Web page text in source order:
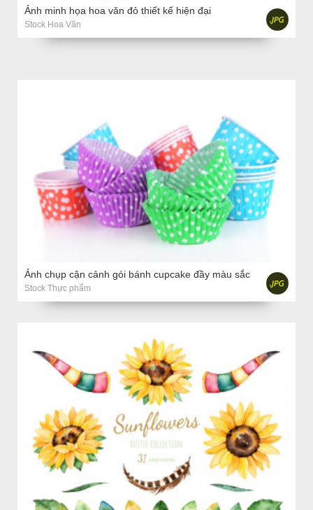
Ảnh minh họa hoa văn đỏ thiết kế hiện đại
Stock Hoa Văn
Ảnh chụp cận cảnh gói bánh cupcake đầy màu sắc
Stock Thực phẩm